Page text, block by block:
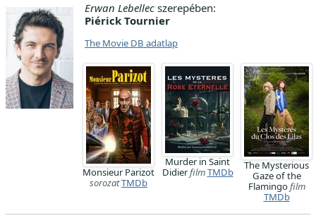
Erwan Lebellec szerepében:
Piérick Tournier
The Movie DB adatlap
Monsieur Parizot
sorozatTMDb
Murder in Saint
DidierfilmTMDb
The Mysterious
Gaze of the
Flamingofilm
TMDb